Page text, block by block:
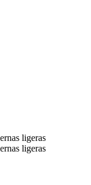
ligeras
ligeras